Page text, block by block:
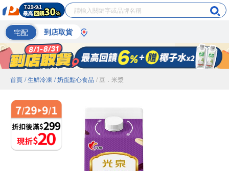
宅配 到店取貨
首頁 / 生鮮冷凍 / 奶蛋點心食品 / 豆．米漿